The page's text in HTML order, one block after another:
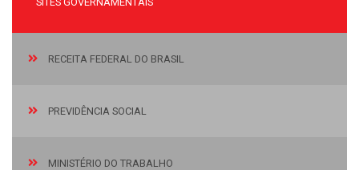
RECEITA FEDERAL DO BRASIL
PREVIDÊNCIA SOCIAL
MINISTÉRIO DO TRABALHO